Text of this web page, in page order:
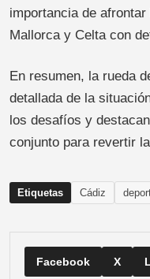
importancia de
Mallorca y Celta con
En resumen, la rueda
detallada de la
los desafíos y
conjunto para revertir
Etiquetas Cádiz
Facebook X